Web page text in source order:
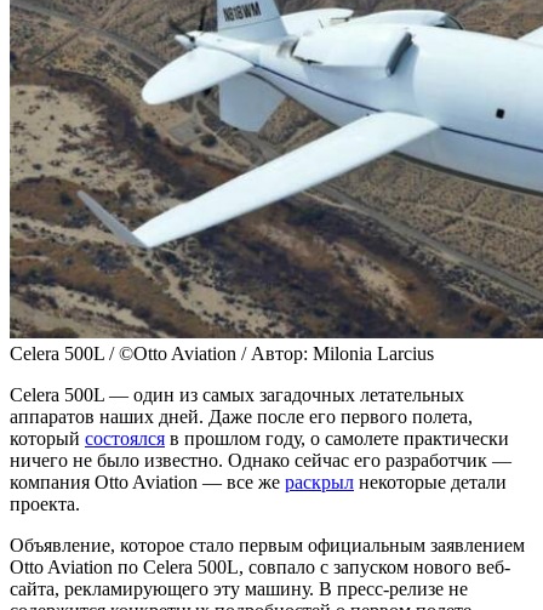
Celera 500L / ©Otto Aviation / Автор: Milonia Larcius
Celera 500L — один из самых загадочных летательных
аппаратов наших дней. Даже после его первого полета,
который состоялся в прошлом году, о самолете практически
ничего не было известно. Однако сейчас его разработчик —
компания Otto Aviation — все же раскрыл некоторые детали
проекта.
Объявление, которое стало первым официальным заявлением
Otto Aviation по Celera 500L, совпало с запуском нового веб-
сайта, рекламирующего эту машину. В пресс-релизе не